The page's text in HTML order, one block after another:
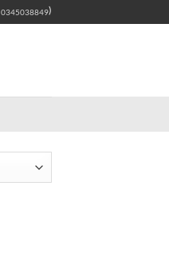
0345038849)